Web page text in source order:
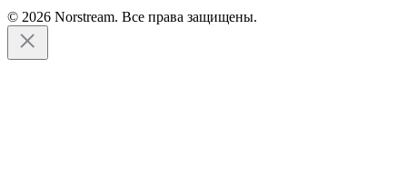
© 2026 Norstream. Все права защищены.